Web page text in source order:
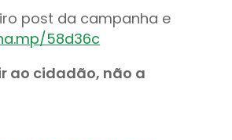
post da campanha e
58d36c
ao cidadão, não a